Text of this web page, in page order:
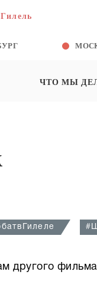
ЧТО МЫ
другого